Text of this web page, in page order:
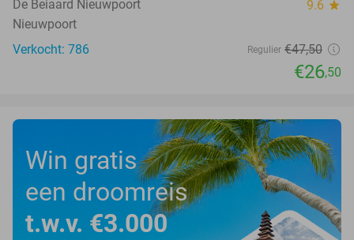
De Beiaard Nieuwpoort 9.6 star
Nieuwpoort
Verkocht: 786
Regulier €47,50
€26,50
Win gratis
een droomreis
t.w.v. €3.000